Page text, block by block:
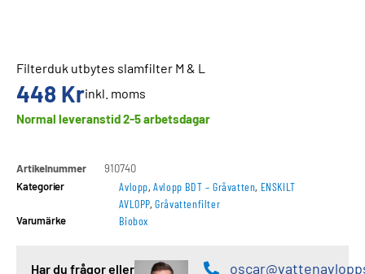
Filterduk utbytes slamfilter M & L
448 Krinkl. moms
Normal leveranstid 2-5 arbetsdagar
Artikelnummer
910740
Kategorier
Avlopp,Avlopp BDT – Gråvatten, ENSKILT
AVLOPP,Gråvattenfilter
Varumärke Biobox
Har du frågor eller